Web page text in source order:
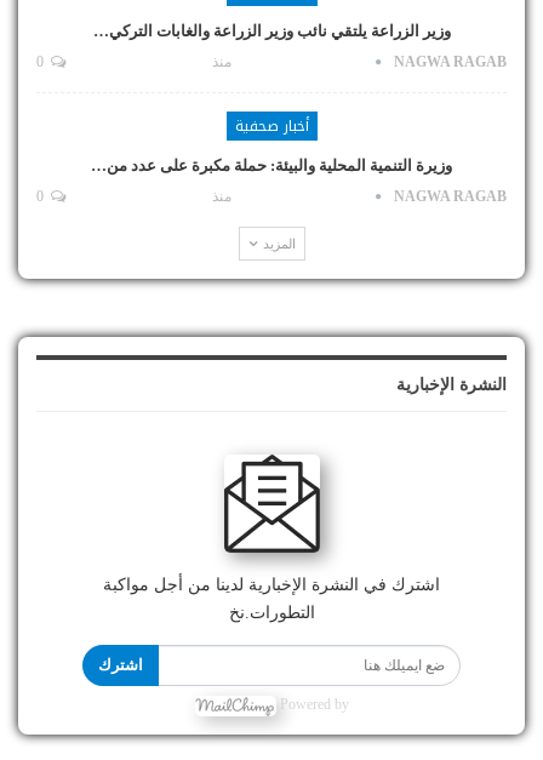
وزير الزراعة يلتقي نائب وزير الزراعة والغابات التركي…
NAGWA RAGAB منذ
أخبار صحفية
وزيرة التنمية المحلية والبيئة: حملة مكبرة على عدد من…
NAGWA RAGAB منذ
المزيد
النشرة الإخبارية
اشترك في النشرة الإخبارية لدينا من أجل مواكبة
التطورات.نخ
اشترك
Powered by